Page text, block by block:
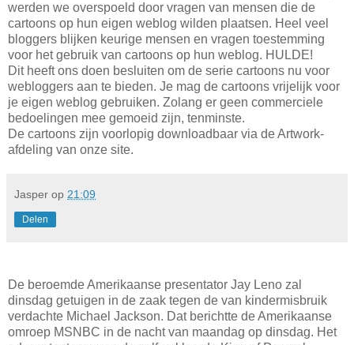
werden we overspoeld door vragen van mensen die de
cartoons op hun eigen weblog wilden plaatsen. Heel veel
bloggers blijken keurige mensen en vragen toestemming
voor het gebruik van cartoons op hun weblog. HULDE!
Dit heeft ons doen besluiten om de serie cartoons nu voor
webloggers aan te bieden. Je mag de cartoons vrijelijk voor
je eigen weblog gebruiken. Zolang er geen commerciele
bedoelingen mee gemoeid zijn, tenminste.
De cartoons zijn voorlopig downloadbaar via de Artwork-
afdeling van onze site.
Jasper op 21:09
Delen
De beroemde Amerikaanse presentator Jay Leno zal
dinsdag getuigen in de zaak tegen de van kindermisbruik
verdachte Michael Jackson. Dat berichtte de Amerikaanse
omroep MSNBC in de nacht van maandag op dinsdag. Het